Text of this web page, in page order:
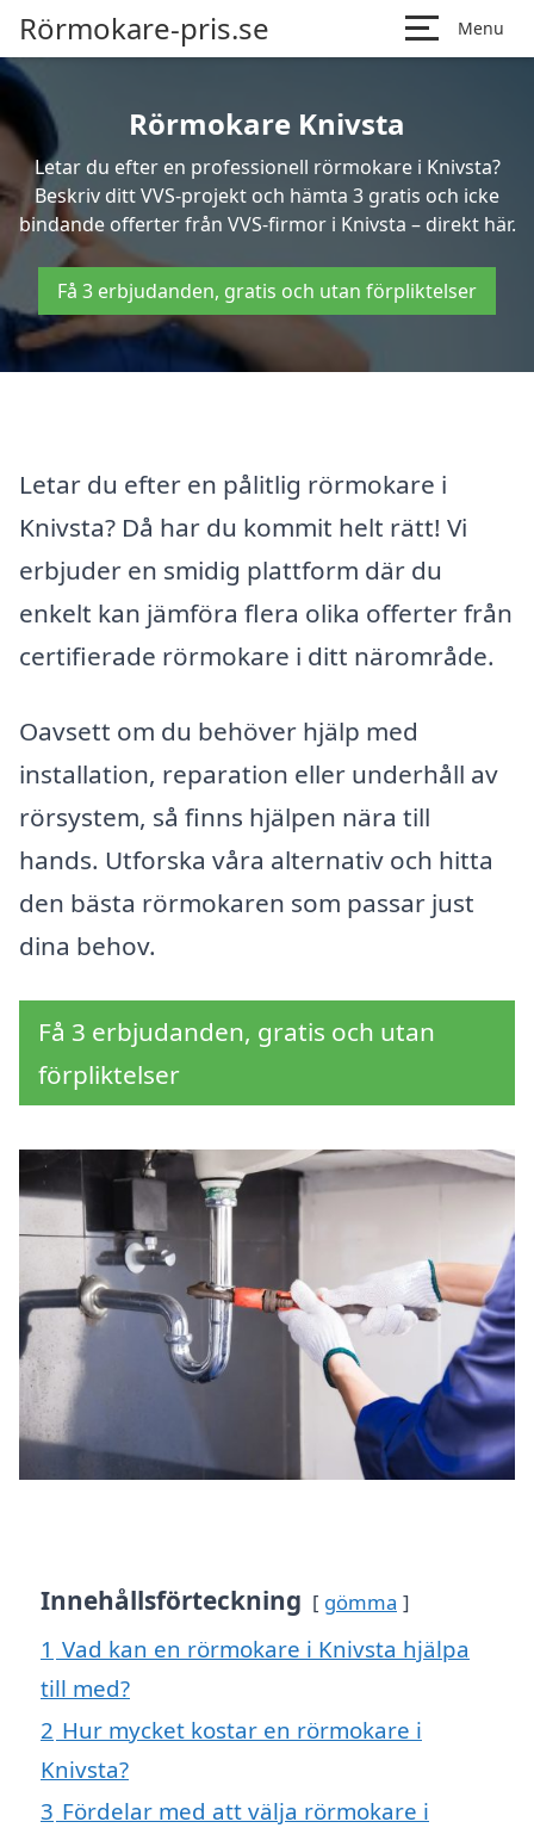
Rörmokare-pris.se Menu
Rörmokare Knivsta
Letar du efter en professionell rörmokare i Knivsta?
Beskriv ditt VVS-projekt och hämta 3 gratis och icke
bindande offerter från VVS-firmor i Knivsta – direkt här.
Få 3 erbjudanden, gratis och utan förpliktelser
Letar du efter en pålitlig rörmokare i
Knivsta? Då har du kommit helt rätt! Vi
erbjuder en smidig plattform där du
enkelt kan jämföra flera olika offerter från
certifierade rörmokare i ditt närområde.
Oavsett om du behöver hjälp med
installation, reparation eller underhåll av
rörsystem, så finns hjälpen nära till
hands. Utforska våra alternativ och hitta
den bästa rörmokaren som passar just
dina behov.
Få 3 erbjudanden, gratis och utan
förpliktelser
Innehållsförteckning gömma
1 Vad kan en rörmokare i Knivsta hjälpa
till med?
2 Hur mycket kostar en rörmokare i
Knivsta?
3 Fördelar med att välja rörmokare i